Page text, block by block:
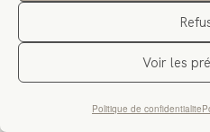
Voir les
Politique de confidentialite